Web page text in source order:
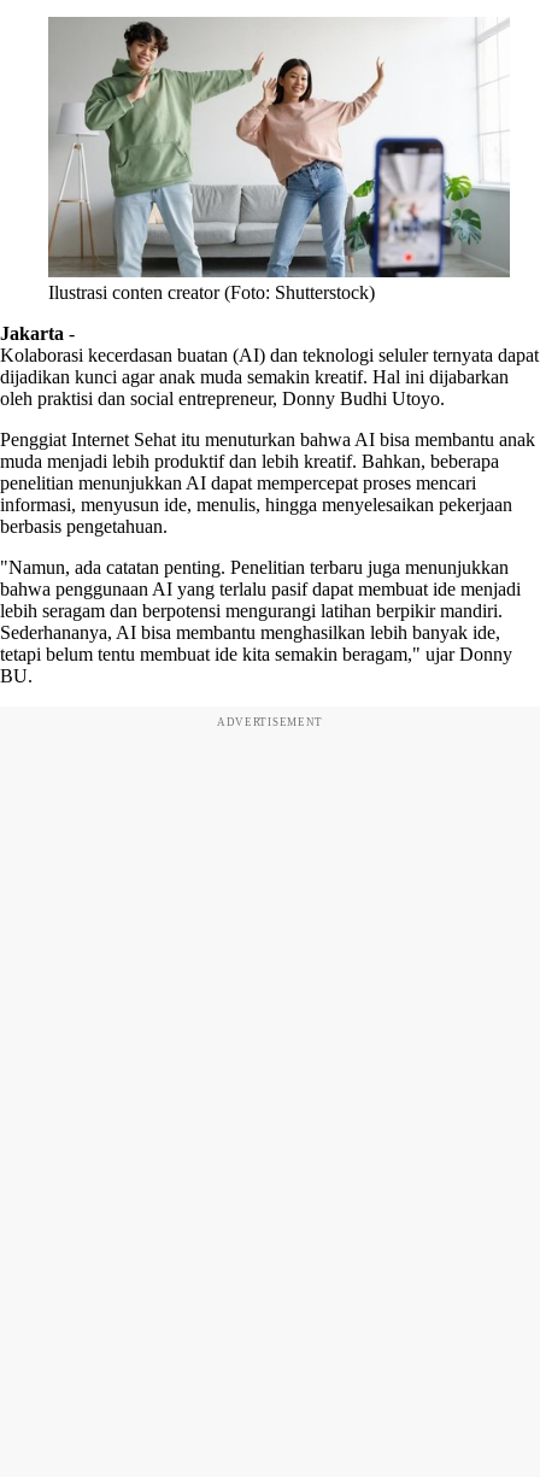
Ilustrasi conten creator (Foto: Shutterstock)
Jakarta -
Kolaborasi kecerdasan buatan (AI) dan teknologi seluler ternyata dapat
dijadikan kunci agar anak muda semakin kreatif. Hal ini dijabarkan
oleh praktisi dan social entrepreneur, Donny Budhi Utoyo.
Penggiat Internet Sehat itu menuturkan bahwa AI bisa membantu anak
muda menjadi lebih produktif dan lebih kreatif. Bahkan, beberapa
penelitian menunjukkan AI dapat mempercepat proses mencari
informasi, menyusun ide, menulis, hingga menyelesaikan pekerjaan
berbasis pengetahuan.
"Namun, ada catatan penting. Penelitian terbaru juga menunjukkan
bahwa penggunaan AI yang terlalu pasif dapat membuat ide menjadi
lebih seragam dan berpotensi mengurangi latihan berpikir mandiri.
Sederhananya, AI bisa membantu menghasilkan lebih banyak ide,
tetapi belum tentu membuat ide kita semakin beragam," ujar Donny
BU.
ADVERTISEMENT